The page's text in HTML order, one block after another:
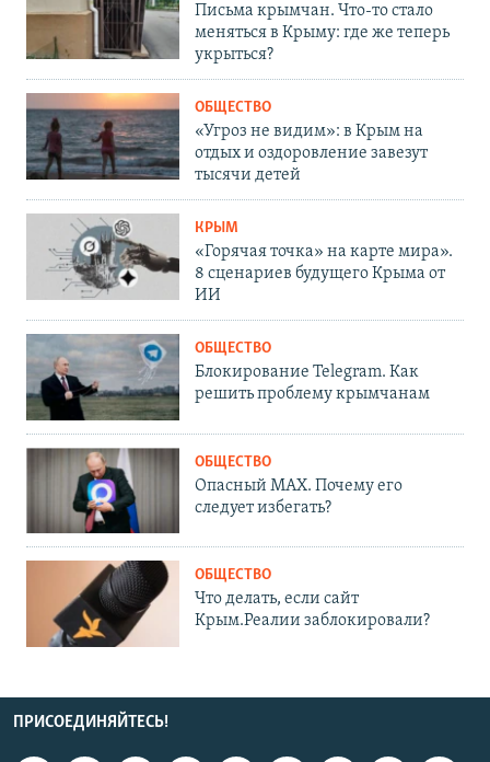
Письма крымчан. Что-то стало
меняться в Крыму: где же теперь
укрыться?
ОБЩЕСТВО
«Угроз не видим»: в Крым на
отдых и оздоровление завезут
тысячи детей
КРЫМ
«Горячая точка» на карте мира».
8 сценариев будущего Крыма от
ИИ
ОБЩЕСТВО
Блокирование Telegram. Как
решить проблему крымчанам
ОБЩЕСТВО
Опасный MAX. Почему его
следует избегать?
ОБЩЕСТВО
Что делать, если сайт
Крым.Реалии заблокировали?
ПРИСОЕДИНЯЙТЕСЬ!